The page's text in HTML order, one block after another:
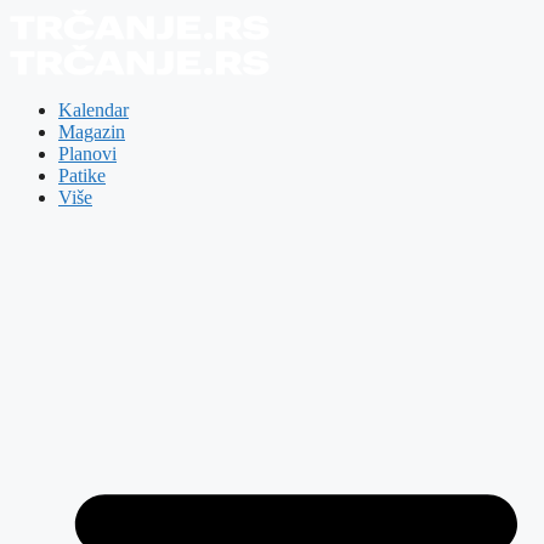
Kalendar
Magazin
Planovi
Patike
Više